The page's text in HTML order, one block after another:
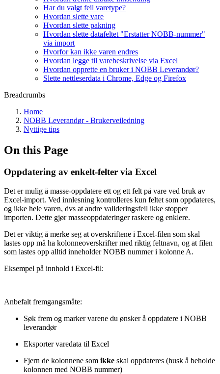
Har du valgt feil varetype?
Hvordan slette vare
Hvordan slette pakning
Hvordan slette datafeltet "Erstatter NOBB-nummer"
via import
Hvorfor kan ikke varen endres
Hvordan legge til varebeskrivelse via Excel
Hvordan opprette en bruker i NOBB Leverandør?
Slette nettleserdata i Chrome, Edge og Firefox
Breadcrumbs
Home
NOBB Leverandør - Brukerveiledning
Nyttige tips
On this Page
Oppdatering av enkelt-felter via Excel
Det er mulig å masse-oppdatere ett og ett felt på vare ved bruk av
Excel-import. Ved innlesning kontrolleres kun feltet som oppdateres,
og ikke hele varen, dvs at andre valideringsfeil ikke stopper
importen. Dette gjør masseoppdateringer raskere og enklere.
Det er viktig å merke seg at overskriftene i Excel-filen som skal
lastes opp må ha kolonneoverskrifter med riktig feltnavn, og at filen
som lastes opp alltid inneholder NOBB nummer i kolonne A.
Eksempel på innhold i Excel-fil:
Anbefalt fremgangsmåte:
Søk frem og marker varene du ønsker å oppdatere i NOBB
leverandør
Eksporter varedata til Excel
Fjern de kolonnene som ikke skal oppdateres (husk å beholde
kolonnen med NOBB nummer)